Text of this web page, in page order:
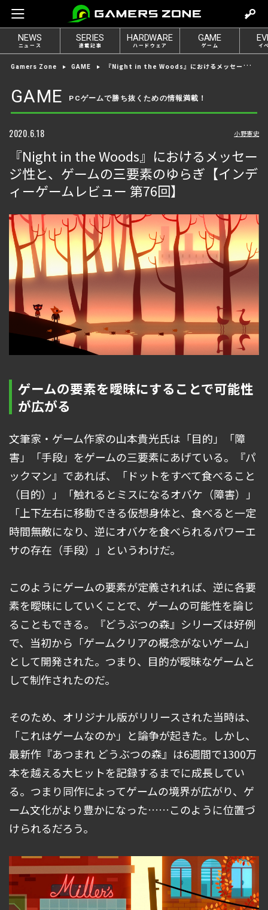
e
t
o
g
n
NEWS
ニュース
SERIES
連載記事
HARDWARE
ハードウェア
GAME
ゲーム イ
Gamers Zone GAME 『Night in the Woods』におけるメッセージ性と、ゲームの三要素のゆらぎ【インディーゲームレビュー 第76回】
GAME PCゲームで勝ち抜くための情報満載！
2020.6.18 小野憲史
『Night in the Woods』におけるメッセー
ジ性と、ゲームの三要素のゆらぎ【インデ
ィーゲームレビュー 第76回】
ゲームの要素を曖昧にすることで可能性
が広がる
文筆家・ゲーム作家の山本貴光氏は「目的」「障
害」「手段」をゲームの三要素にあげている。『パ
ックマン』であれば、「ドットをすべて食べること
（目的）」「触れるとミスになるオバケ（障害）」
「上下左右に移動できる仮想身体と、食べると一定
時間無敵になり、逆にオバケを食べられるパワーエ
サの存在（手段）」というわけだ。
このようにゲームの要素が定義されれば、逆に各要
素を曖昧にしていくことで、ゲームの可能性を論じ
ることもできる。『どうぶつの森』シリーズは好例
で、当初から「ゲームクリアの概念がないゲーム」
として開発された。つまり、目的が曖昧なゲームと
して制作されたのだ。
そのため、オリジナル版がリリースされた当時は、
「これはゲームなのか」と論争が起きた。しかし、
最新作『あつまれ どうぶつの森』は6週間で1300万
本を越える大ヒットを記録するまでに成長してい
る。つまり同作によってゲームの境界が広がり、ゲ
ーム文化がより豊かになった……このように位置づ
けられるだろう。